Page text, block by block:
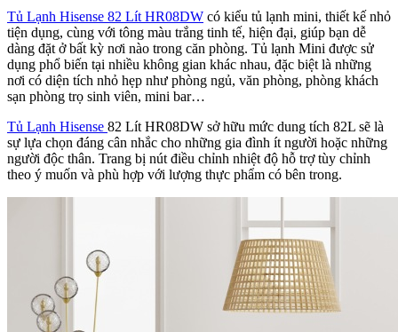
Tủ Lạnh Hisense 82 Lít HR08DW có kiểu tủ lạnh mini, thiết kế nhỏ
tiện dụng, cùng với tông màu trắng tinh tế, hiện đại, giúp bạn dễ
dàng đặt ở bất kỳ nơi nào trong căn phòng. Tủ lạnh Mini được sử
dụng phổ biến tại nhiều không gian khác nhau, đặc biệt là những
nơi có diện tích nhỏ hẹp như phòng ngủ, văn phòng, phòng khách
sạn phòng trọ sinh viên, mini bar…
Tủ Lạnh Hisense 82 Lít HR08DW sở hữu mức dung tích 82L sẽ là
sự lựa chọn đáng cân nhắc cho những gia đình ít người hoặc những
người độc thân. Trang bị nút điều chỉnh nhiệt độ hỗ trợ tùy chỉnh
theo ý muốn và phù hợp với lượng thực phẩm có bên trong.